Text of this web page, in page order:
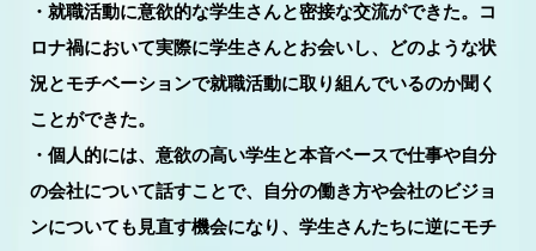
・就職活動に意欲的な学生さんと密接な交流ができた。コ
ロナ禍において実際に学生さんとお会いし、どのような状
況とモチベーションで就職活動に取り組んでいるのか聞く
ことができた。
・個人的には、意欲の高い学生と本音ベースで仕事や自分
の会社について話すことで、自分の働き方や会社のビジョ
ンについても見直す機会になり、学生さんたちに逆にモチ